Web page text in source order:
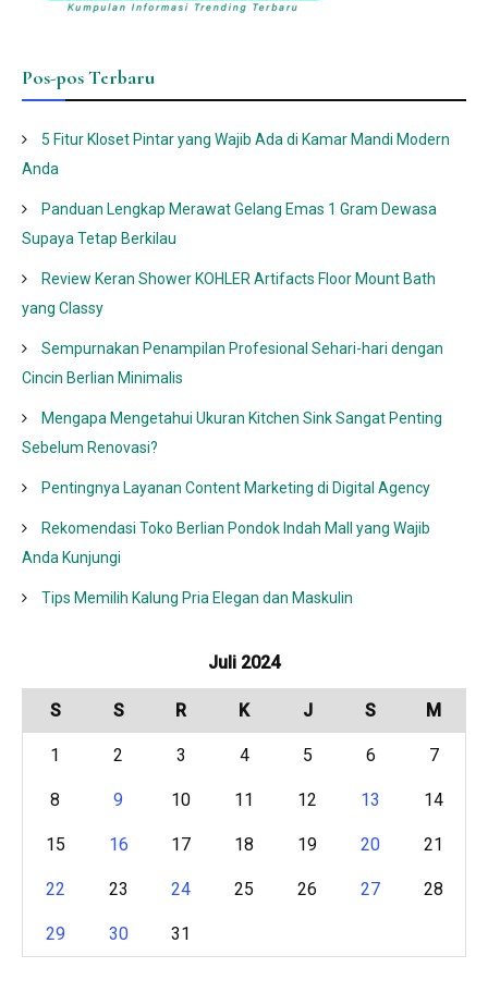
Pos-pos Terbaru
5 Fitur Kloset Pintar yang Wajib Ada di Kamar Mandi Modern
Anda
Panduan Lengkap Merawat Gelang Emas 1 Gram Dewasa
Supaya Tetap Berkilau
Review Keran Shower KOHLER Artifacts Floor Mount Bath
yang Classy
Sempurnakan Penampilan Profesional Sehari-hari dengan
Cincin Berlian Minimalis
Mengapa Mengetahui Ukuran Kitchen Sink Sangat Penting
Sebelum Renovasi?
Pentingnya Layanan Content Marketing di Digital Agency
Rekomendasi Toko Berlian Pondok Indah Mall yang Wajib
Anda Kunjungi
Tips Memilih Kalung Pria Elegan dan Maskulin
Juli 2024
S S R K J S M
1 2 3 4 5 6 7
8 9 10 11 12 13 14
15 16 17 18 19 20 21
22 23 24 25 26 27 28
29 30 31